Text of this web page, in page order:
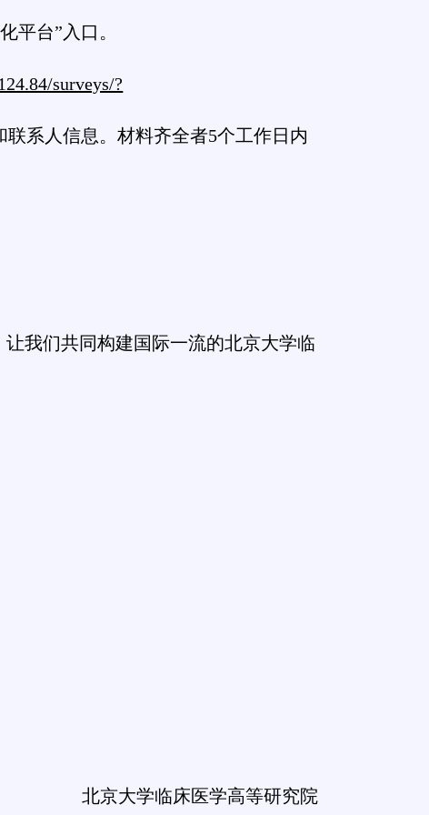
平台”入口。
surveys/?
系人信息。材料齐全者5个工作日内
我们共同构建国际一流的北京大学临
北京大学临床医学高等研究院